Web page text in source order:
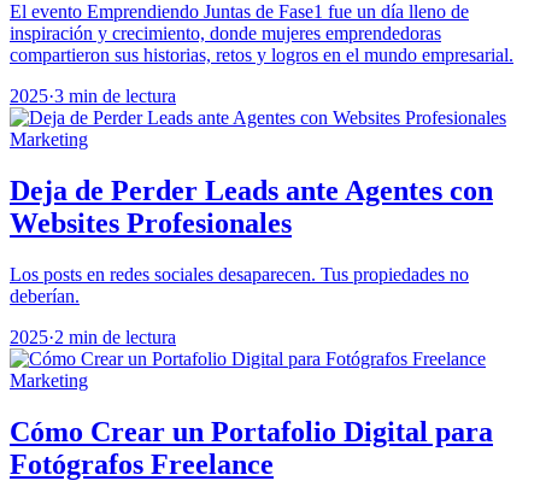
El evento Emprendiendo Juntas de Fase1 fue un día lleno de
inspiración y crecimiento, donde mujeres emprendedoras
compartieron sus historias, retos y logros en el mundo empresarial.
2025·3 min de lectura
Marketing
Deja de Perder Leads ante Agentes con
Websites Profesionales
Los posts en redes sociales desaparecen. Tus propiedades no
deberían.
2025·2 min de lectura
Marketing
Cómo Crear un Portafolio Digital para
Fotógrafos Freelance